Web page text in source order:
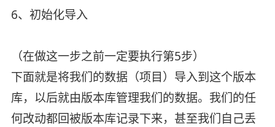
6、初始化导入
（在做这一步之前一定要执行第5步）
下面就是将我们的数据（项目）导入到这个版本
库，以后就由版本库管理我们的数据。我们的任
何改动都回被版本库记录下来，甚至我们自己丢